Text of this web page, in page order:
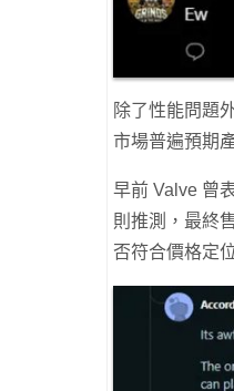
除了性能問題
市場普遍預期
早前 Valve 曾
則推測，最終
否符合價格定